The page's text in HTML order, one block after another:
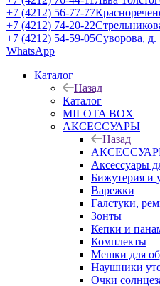
+7 (4212) 56-77-77
+7 (4212) 74-20-22
+7 (4212) 54-59-05Суворова, д.
WhatsApp
Каталог
Назад
Каталог
MILOTA BOX
АКСЕССУАРЫ
Назад
Аксессуары
Бижутерия и
Варежки
Галстуки,
Зонты
Кепки и
Комплекты
Мешки для
Наушники
Очки